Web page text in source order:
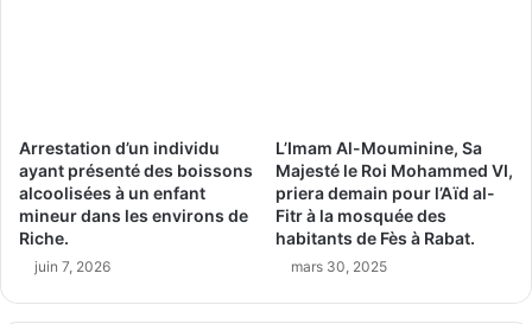
Arrestation d’un individu
ayant présenté des boissons
alcoolisées à un enfant
mineur dans les environs de
Riche.
juin 7, 2026
L’Imam Al-Mouminine, Sa
Majesté le Roi Mohammed VI,
priera demain pour l’Aïd al-
Fitr à la mosquée des
habitants de Fès à Rabat.
mars 30, 2025